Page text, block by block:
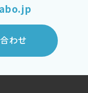
わせ